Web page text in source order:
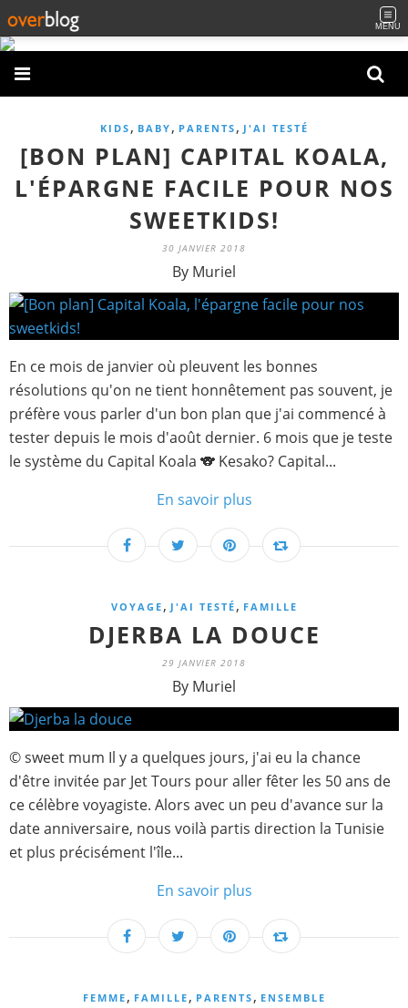
MENU
KIDS , BABY , PARENTS , J'AI TESTÉ
[BON PLAN] CAPITAL KOALA,
L'ÉPARGNE FACILE POUR NOS
SWEETKIDS!
30 JANVIER 2018
By Muriel
En ce mois de janvier où pleuvent les bonnes
résolutions qu'on ne tient honnêtement pas souvent, je
préfère vous parler d'un bon plan que j'ai commencé à
tester depuis le mois d'août dernier. 6 mois que je teste
le système du Capital Koala 🐨 Kesako? Capital...
En savoir plus
VOYAGE , J'AI TESTÉ , FAMILLE
DJERBA LA DOUCE
29 JANVIER 2018
By Muriel
© sweet mum Il y a quelques jours, j'ai eu la chance
d'être invitée par Jet Tours pour aller fêter les 50 ans de
ce célèbre voyagiste. Alors avec un peu d'avance sur la
date anniversaire, nous voilà partis direction la Tunisie
et plus précisément l'île...
En savoir plus
FEMME , FAMILLE , PARENTS , ENSEMBLE